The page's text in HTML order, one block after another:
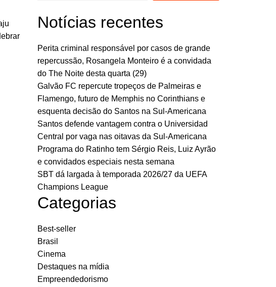
Notícias recentes
Perita criminal responsável por casos de grande
repercussão, Rosangela Monteiro é a convidada
do The Noite desta quarta (29)
Galvão FC repercute tropeços de Palmeiras e
Flamengo, futuro de Memphis no Corinthians e
esquenta decisão do Santos na Sul-Americana
Santos defende vantagem contra o Universidad
Central por vaga nas oitavas da Sul-Americana
Programa do Ratinho tem Sérgio Reis, Luiz Ayrão
e convidados especiais nesta semana
SBT dá largada à temporada 2026/27 da UEFA
Champions League
Categorias
Best-seller
Brasil
Cinema
Destaques na mídia
Empreendedorismo